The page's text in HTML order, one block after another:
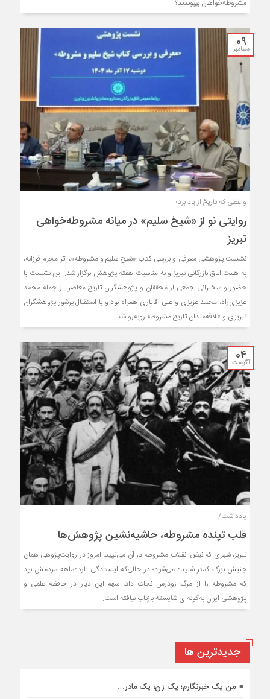
مشروطه‌خواهان بپیوندند؟
09
دسامبر
واعظی که تاریخ از یاد برد؛
روایتی نو از «شیخ سلیم» در میانه مشروطه‌خواهی
تبریز
نشست پژوهشی معرفی و بررسی کتاب «شیخ سلیم و مشروطه»، اثر محرم فرزانه،
به همت اتاق بازرگانی تبریز و به مناسبت هفته پژوهش برگزار شد. این نشست با
حضور و سخنرانی جمعی از محققان و پژوهشگران تاریخ معاصر، از جمله محمد
عزیزی‌راد، محمد عزیزی و علی آقایاری همراه بود و با استقبال پرشور پژوهشگران
تبریزی و علاقه‌مندان تاریخ مشروطه روبه‌رو شد.
04
آگوست
یادداشت/
قلب تپنده مشروطه، حاشیه‌نشین پژوهش‌ها
تبریز، شهری که نبض انقلاب مشروطه در آن می‌تپید، امروز در روایت‌پژوهی همان
جنبش بزرگ کمتر شنیده می‌شود؛ در حالی‌که ایستادگی یازده‌ماهه مردمش بود
که مشروطه را از مرگ زودرس نجات داد، سهم این دیار در حافظه علمی و
پژوهشی ایران به‌گونه‌ای شایسته بازتاب نیافته است.
جديدترين ها
من یک خبرنگارم؛ یک زن، یک مادر…